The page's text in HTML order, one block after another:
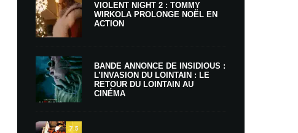
VIOLENT NIGHT 2 : TOMMY
WIRKOLA PROLONGE NOËL EN
ACTION
BANDE ANNONCE DE INSIDIOUS :
L’INVASION DU LOINTAIN : LE
RETOUR DU LOINTAIN AU
CINÉMA
7.5